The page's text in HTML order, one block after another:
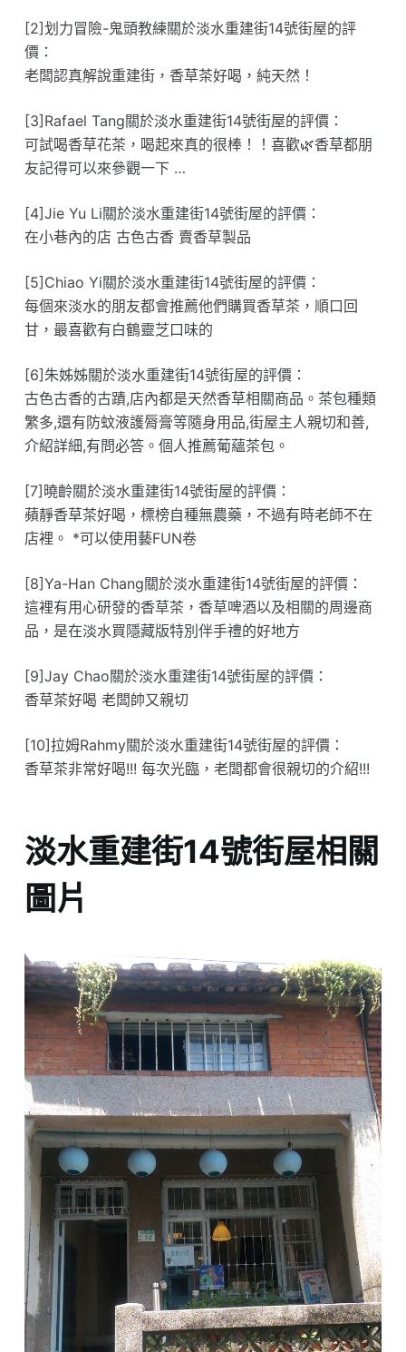
[2]划力冒險-鬼頭教練關於淡水重建街14號街屋的評
價：
老闆認真解說重建街，香草茶好喝，純天然！
[3]Rafael Tang關於淡水重建街14號街屋的評價：
可試喝香草花茶，喝起來真的很棒！！喜歡🌿香草都朋
友記得可以來參觀一下 …
[4]Jie Yu Li關於淡水重建街14號街屋的評價：
在小巷內的店 古色古香 賣香草製品
[5]Chiao Yi關於淡水重建街14號街屋的評價：
每個來淡水的朋友都會推薦他們購買香草茶，順口回
甘，最喜歡有白鶴靈芝口味的
[6]朱姊姊關於淡水重建街14號街屋的評價：
古色古香的古蹟,店內都是天然香草相關商品。茶包種類
繁多,還有防蚊液護脣膏等隨身用品,街屋主人親切和善,
介紹詳細,有問必答。個人推薦葡蘊茶包。
[7]曉齡關於淡水重建街14號街屋的評價：
蘋靜香草茶好喝，標榜自種無農藥，不過有時老師不在
店裡。 *可以使用藝FUN卷
[8]Ya-Han Chang關於淡水重建街14號街屋的評價：
這裡有用心研發的香草茶，香草啤酒以及相關的周邊商
品，是在淡水買隱藏版特別伴手禮的好地方
[9]Jay Chao關於淡水重建街14號街屋的評價：
香草茶好喝 老闆帥又親切
[10]拉姆Rahmy關於淡水重建街14號街屋的評價：
香草茶非常好喝!!! 每次光臨，老闆都會很親切的介紹!!!
淡水重建街14號街屋相關
圖片